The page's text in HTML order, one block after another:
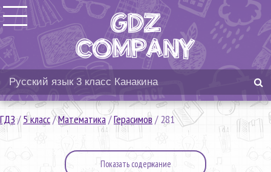
ГДЗ/5 класс/Математика/Герасимов/281
Показать содержание